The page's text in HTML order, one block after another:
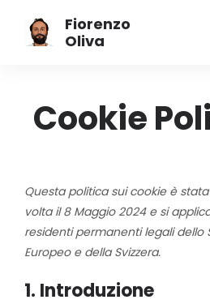
Fiorenzo
Oliva
Cookie
Questa politica sui cookie è
volta il 8 Maggio 2024 e si
residenti permanenti legali dello
Europeo e della Svizzera.
1. Introduzione